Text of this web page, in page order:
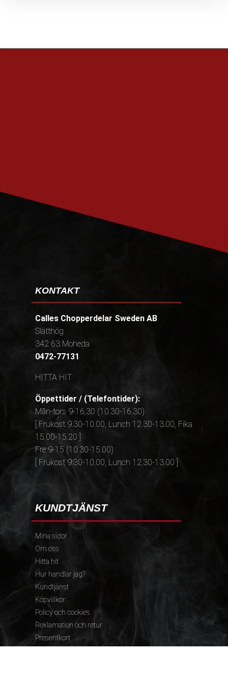
KONTAKT
Calles Chopperdelar Sweden AB
Slätthög
342 63 Moheda
0472-77131
HITTA HIT
Öppettider / (Telefontider):
Mån-tors 9-16,30 (10.30-16.30)
[ Frukost 9.30-10.00, Lunch 12.30-13.00, Fika
15.00-15.20 ]
Fre 9-15 (10.30-15.00)
[ Frukost 9.30-10.00, Lunch 12.30-13.00 ]
KUNDTJÄNST
Mina sidor
Om oss
Hitta hit
Hur handlar jag?
Kundtjänst
Köpvillkor
Policy och cookies
Reklamation och retur
Presentkort